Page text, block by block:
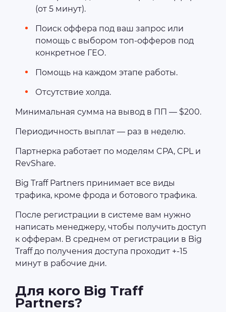
(от 5 минут).
Поиск оффера под ваш запрос или
помощь с выбором топ-офферов под
конкретное ГЕО.
Помощь на каждом этапе работы.
Отсутствие холда.
Минимальная сумма на вывод в ПП — $200.
Периодичность выплат — раз в неделю.
Партнерка работает по моделям CPA, CPL и
RevShare.
Big Traff Partners принимает все виды
трафика, кроме фрода и ботового трафика.
После регистрации в системе вам нужно
написать менеджеру, чтобы получить доступ
к офферам. В среднем от регистрации в Big
Traff до получения доступа проходит +-15
минут в рабочие дни.
Для кого Big Traff
Partners?